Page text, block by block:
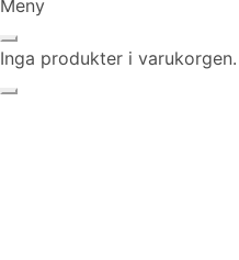
Meny
Inga produkter i varukorgen.
Stäng